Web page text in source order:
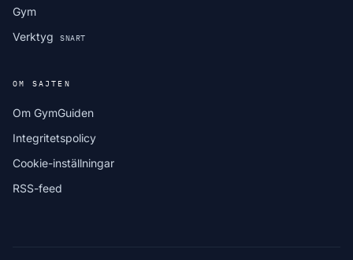
Gym
Verktyg
SNART
OM SAJTEN
Om GymGuiden
Integritetspolicy
Cookie-inställningar
RSS-feed